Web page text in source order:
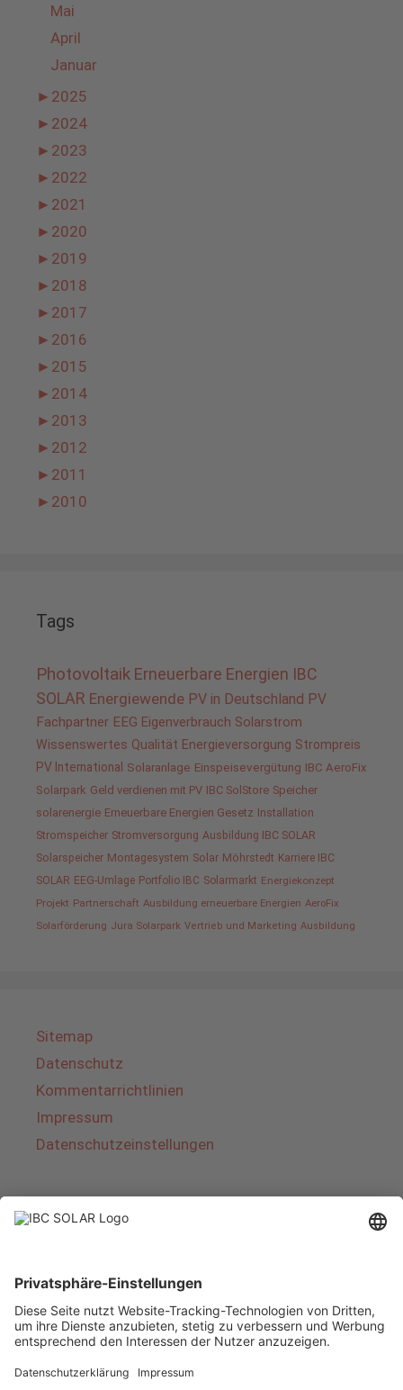
Mai
April
Januar
► 2025
► 2024
► 2023
► 2022
► 2021
► 2020
► 2019
► 2018
► 2017
► 2016
► 2015
► 2014
► 2013
► 2012
► 2011
► 2010
Tags
Photovoltaik Erneuerbare Energien IBC
SOLAR Energiewende PV in Deutschland PV
Fachpartner EEG Eigenverbrauch Solarstrom
Wissenswertes Qualität Energieversorgung Strompreis
PV International Solaranlage Einspeisevergütung IBC AeroFix
Solarpark Geld verdienen mit PV IBC SolStore Speicher
solarenergie Erneuerbare Energien Gesetz Installation
Stromspeicher Stromversorgung Ausbildung IBC SOLAR
Solarspeicher Montagesystem Solar Möhrstedt Karriere IBC
SOLAR EEG-Umlage Portfolio IBC Solarmarkt Energiekonzept
Projekt Partnerschaft Ausbildung erneuerbare Energien AeroFix
Solarförderung Jura Solarpark Vertrieb und Marketing Ausbildung
Sitemap
Datenschutz
Kommentarrichtlinien
Impressum
Datenschutzeinstellungen
Über IBC SOLAR
von Energielösungen und Dienstleistungen im
Bereich Photovoltaik und Speicher. Das
Unternehmen bietet Komplettsysteme an und
deckt das gesamte Spektrum von der Planung
bis zur schlüsselfertigen Übergabe von